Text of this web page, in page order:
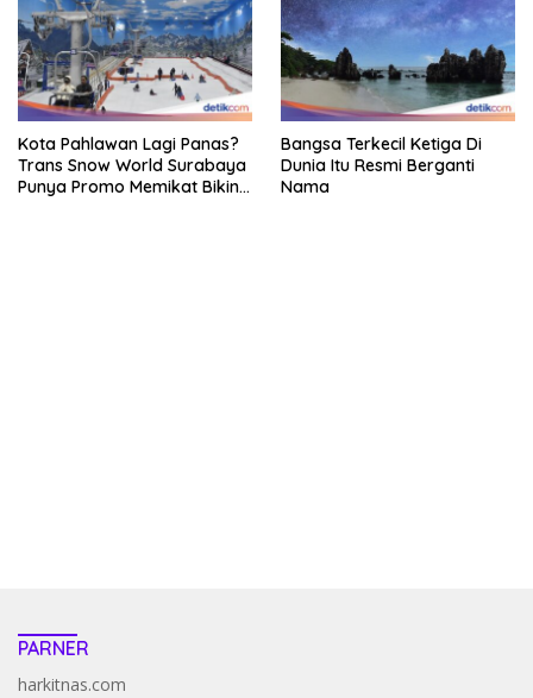
Kota Pahlawan Lagi Panas?
Trans Snow World Surabaya
Punya Promo Memikat Bikin
Bangsa Terkecil Ketiga Di
Dunia Itu Resmi Berganti
Nama
PARNER
harkitnas.com